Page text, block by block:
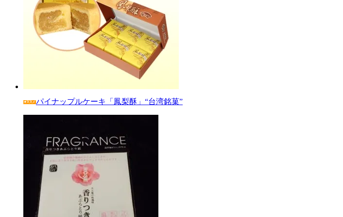
パイナップルケーキ「鳳梨酥」“台湾銘菓”